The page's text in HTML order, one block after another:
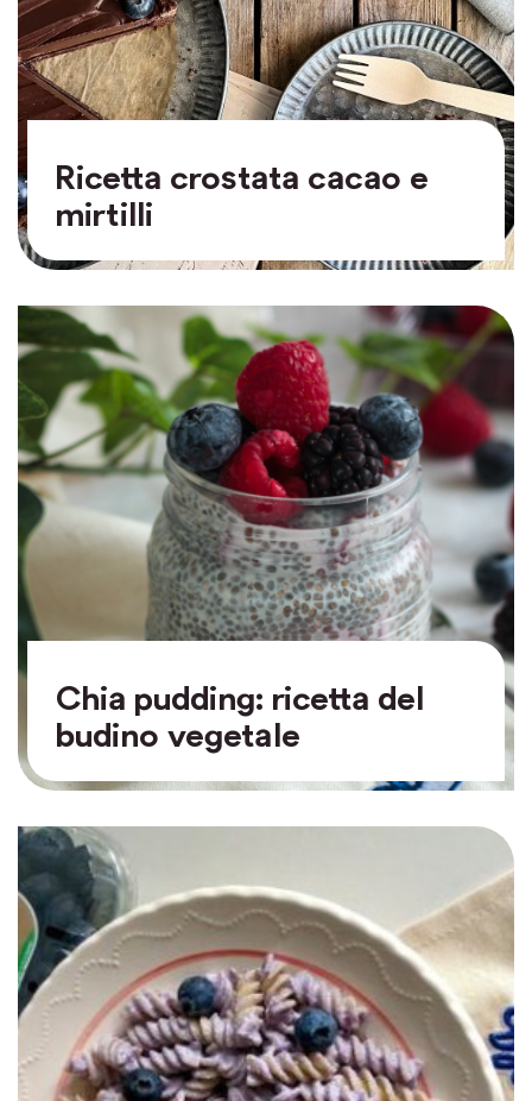
Ricetta crostata cacao e
mirtilli
Chia pudding: ricetta del
budino vegetale